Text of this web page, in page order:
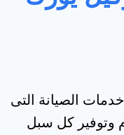
الصيانة التى
وتوفير كل سبل